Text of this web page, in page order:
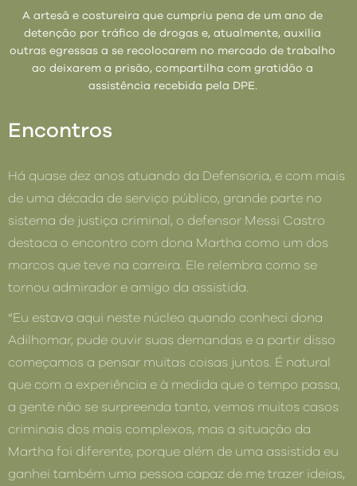
A artesã e costureira que cumpriu pena de um ano de
detenção por tráfico de drogas e, atualmente, auxilia
outras egressas a se recolocarem no mercado de trabalho
ao deixarem a prisão, compartilha com gratidão a
assistência recebida pela DPE.
Encontros
Há quase dez anos atuando da Defensoria, e com mais
de uma década de serviço público, grande parte no
sistema de justiça criminal, o defensor Messi Castro
destaca o encontro com dona Martha como um dos
marcos que teve na carreira. Ele relembra como se
tornou admirador e amigo da assistida.
“Eu estava aqui neste núcleo quando conheci dona
Adilhomar, pude ouvir suas demandas e a partir disso
começamos a pensar muitas coisas juntos. É natural
que com a experiência e à medida que o tempo passa,
a gente não se surpreenda tanto, vemos muitos casos
criminais dos mais complexos, mas a situação da
Martha foi diferente, porque além de uma assistida eu
ganhei também uma pessoa capaz de me trazer ideias,